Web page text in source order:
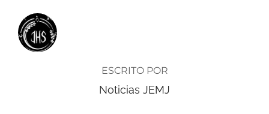
ESCRITO POR
Noticias JEMJ